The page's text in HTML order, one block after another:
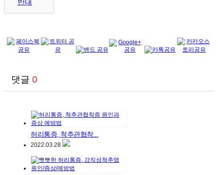
반대
댓글 0
허리통증, 척추관협착...
2022.03.28